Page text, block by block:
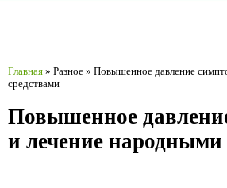
Главная » Разное » Повышенное давление
средствами
Повышенное
и лечение народными